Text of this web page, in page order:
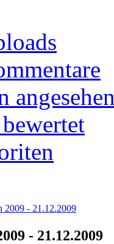
2009 - 21.12.2009
- 21.12.2009